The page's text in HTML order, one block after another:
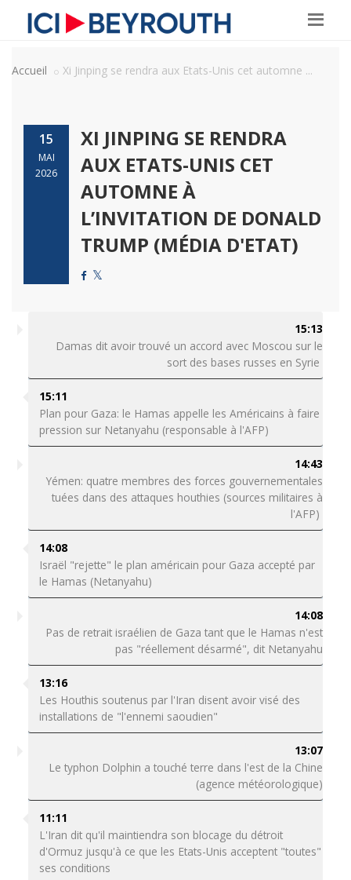
Accueil Xi Jinping se rendra aux Etats-Unis cet automne ...
15
MAI
2026
XI JINPING SE RENDRA
AUX ETATS-UNIS CET
AUTOMNE À
L’INVITATION DE DONALD
TRUMP (MÉDIA D'ETAT)
15:13
Damas dit avoir trouvé un accord avec Moscou sur le
sort des bases russes en Syrie
15:11
Plan pour Gaza: le Hamas appelle les Américains à faire
pression sur Netanyahu (responsable à l'AFP)
14:43
Yémen: quatre membres des forces gouvernementales
tuées dans des attaques houthies (sources militaires à
l'AFP)
14:08
Israël "rejette" le plan américain pour Gaza accepté par
le Hamas (Netanyahu)
14:08
Pas de retrait israélien de Gaza tant que le Hamas n'est
pas "réellement désarmé", dit Netanyahu
13:16
Les Houthis soutenus par l'Iran disent avoir visé des
installations de "l'ennemi saoudien"
13:07
Le typhon Dolphin a touché terre dans l'est de la Chine
(agence météorologique)
11:11
L'Iran dit qu'il maintiendra son blocage du détroit
d'Ormuz jusqu'à ce que les Etats-Unis acceptent "toutes"
ses conditions